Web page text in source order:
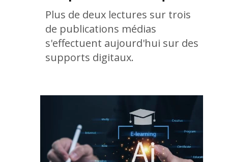
Plus de deux lectures sur trois
de publications médias
s'effectuent aujourd'hui sur des
supports digitaux.